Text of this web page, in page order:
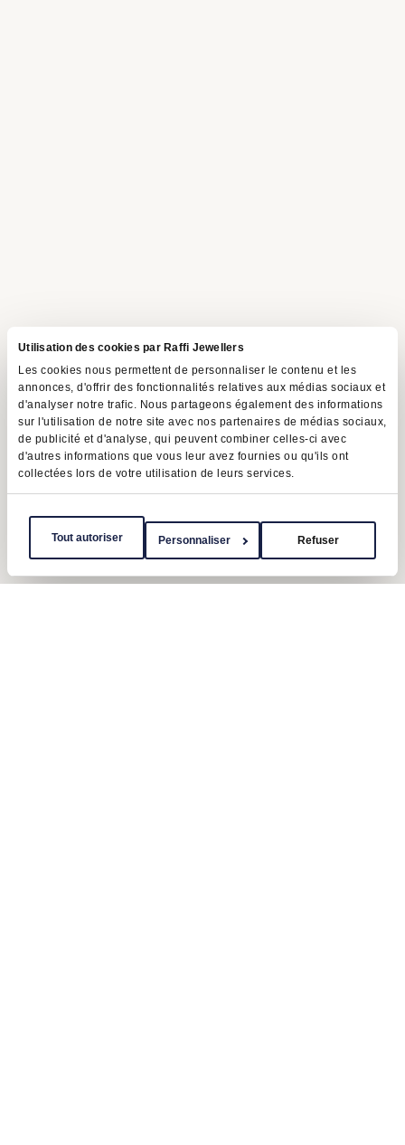
Utilisation des cookies par Raffi Jewellers
Les cookies nous permettent de personnaliser le contenu et les
annonces, d'offrir des fonctionnalités relatives aux médias sociaux et
d'analyser notre trafic. Nous partageons également des informations
sur l'utilisation de notre site avec nos partenaires de médias sociaux,
de publicité et d'analyse, qui peuvent combiner celles-ci avec
d'autres informations que vous leur avez fournies ou qu'ils ont
collectées lors de votre utilisation de leurs services.
Tout autoriser Personnaliser Refuser